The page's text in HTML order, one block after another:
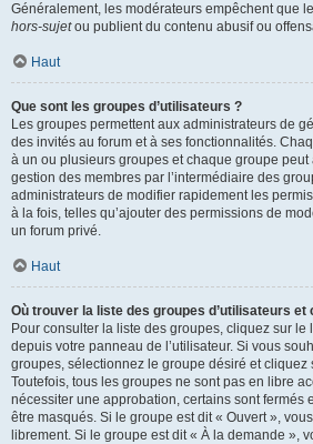
Généralement, les modérateurs empêchent que
hors-sujetou publient du contenu abusif ou
Haut
Que sont les groupes d’utilisateurs ?
Les groupes permettent aux administrateurs de
des invités au forum et à ses fonctionnalités.
à un ou plusieurs groupes et chaque groupe
gestion des membres par l’intermédiaire des
administrateurs de modifier rapidement les
à la fois, telles qu’ajouter des permissions de
un forum privé.
Haut
Où trouver la liste des groupes d’utilisateurs
Pour consulter la liste des groupes, cliquez sur le
depuis votre panneau de l’utilisateur. Si vous
groupes, sélectionnez le groupe désiré et cliquez
Toutefois, tous les groupes ne sont pas en libre
nécessiter une approbation, certains sont fermés
être masqués. Si le groupe est dit « Ouvert »,
librement. Si le groupe est dit « À la demande »,